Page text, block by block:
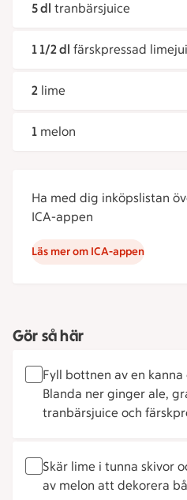
5 dl tranbärsjuice
1 1/2 dl färskpressad
2 lime
1 melon
Ha med dig inköpslistan
ICA-appen
Läs mer om ICA-appen
Gör så här
Fyll bottnen av en
Blanda ner ginger ale,
tranbärsjuice och
Skär lime i tunna skivor
av melon att dekorera